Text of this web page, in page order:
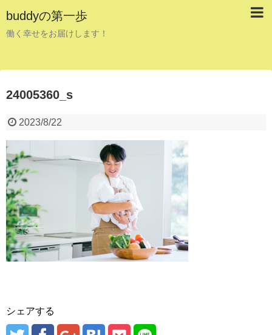
buddyの第一歩
働く幸せをお届けします！
24005360_s
2023/8/22
シェアする